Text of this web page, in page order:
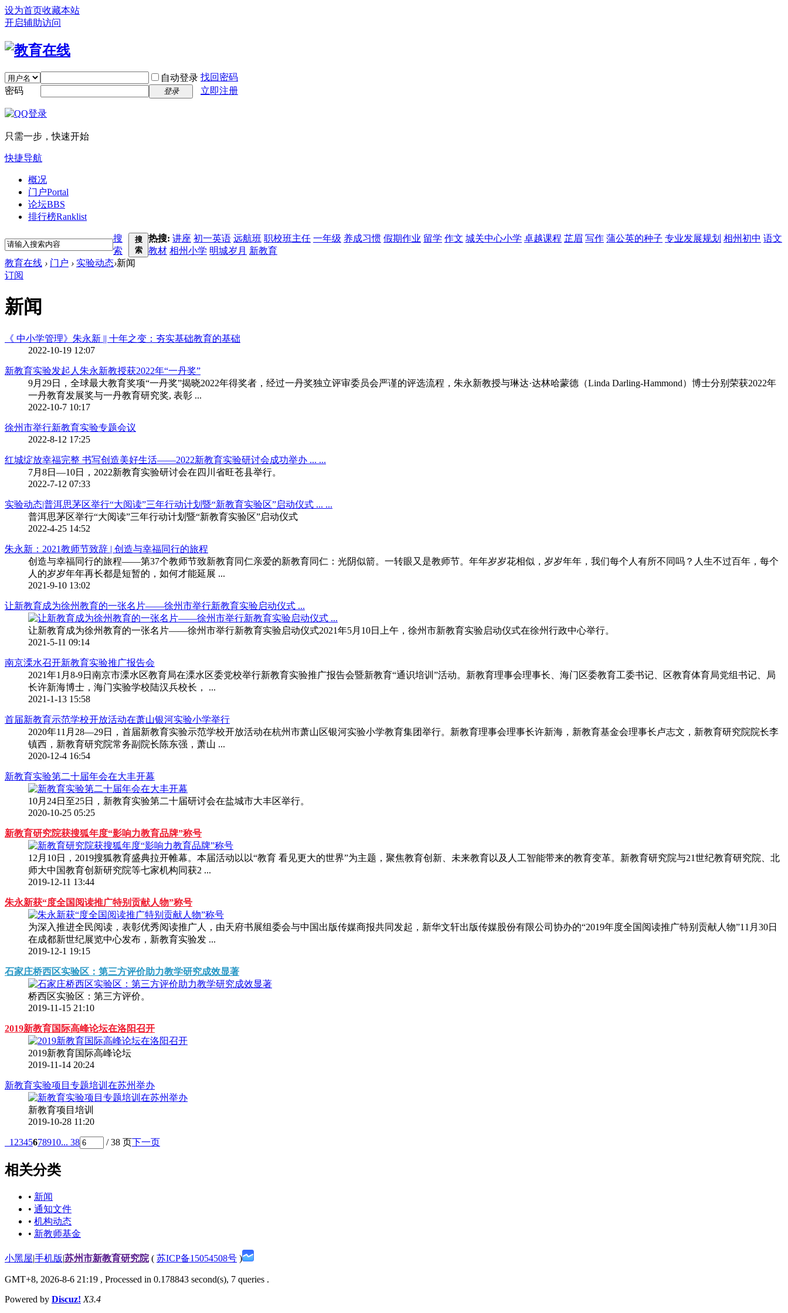
设为首页收藏本站
开启辅助访问
自动登录 找回密码
密码
登录 立即注册
只需一步，快速开始
快捷导航
概况
门户Portal
论坛BBS
排行榜Ranklist
搜
索
搜
索
热搜: 讲座 初一英语 远航班 职校班主任 一年级 养成习惯 假期作业 留学 作文 城关中心小学 卓越课程 芷眉 写作 蒲公英的种子 专业发展规划 相州初中 语文
教材 相州小学 明城岁月 新教育
教育在线 › 门户 › 实验动态›新闻
订阅
新闻
《 中小学管理》朱永新 || 十年之变：夯实基础教育的基础
2022-10-19 12:07
新教育实验发起人朱永新教授获2022年“一丹奖”
9月29日，全球最大教育奖项“一丹奖”揭晓2022年得奖者，经过一丹奖独立评审委员会严谨的评选流程，朱永新教授与琳达·达林哈蒙德（Linda Darling-Hammond）博士分别荣获2022年
一丹教育发展奖与一丹教育研究奖, 表彰 ...
2022-10-7 10:17
徐州市举行新教育实验专题会议
2022-8-12 17:25
红城绽放幸福完整 书写创造美好生活——2022新教育实验研讨会成功举办 ... ...
7月8日—10日，2022新教育实验研讨会在四川省旺苍县举行。
2022-7-12 07:33
实验动态|普洱思茅区举行“大阅读”三年行动计划暨“新教育实验区”启动仪式 ... ...
普洱思茅区举行“大阅读”三年行动计划暨“新教育实验区”启动仪式
2022-4-25 14:52
朱永新：2021教师节致辞 | 创造与幸福同行的旅程
创造与幸福同行的旅程——第37个教师节致新教育同仁亲爱的新教育同仁：光阴似箭。一转眼又是教师节。年年岁岁花相似，岁岁年年，我们每个人有所不同吗？人生不过百年，每个
人的岁岁年年再长都是短暂的，如何才能延展 ...
2021-9-10 13:02
让新教育成为徐州教育的一张名片——徐州市举行新教育实验启动仪式 ...
让新教育成为徐州教育的一张名片——徐州市举行新教育实验启动仪式2021年5月10日上午，徐州市新教育实验启动仪式在徐州行政中心举行。
2021-5-11 09:14
南京溧水召开新教育实验推广报告会
2021年1月8-9日南京市溧水区教育局在溧水区委党校举行新教育实验推广报告会暨新教育“通识培训”活动。新教育理事会理事长、海门区委教育工委书记、区教育体育局党组书记、局
长许新海博士，海门实验学校陆汉兵校长， ...
2021-1-13 15:58
首届新教育示范学校开放活动在萧山银河实验小学举行
2020年11月28—29日，首届新教育实验示范学校开放活动在杭州市萧山区银河实验小学教育集团举行。新教育理事会理事长许新海，新教育基金会理事长卢志文，新教育研究院院长李
镇西，新教育研究院常务副院长陈东强，萧山 ...
2020-12-4 16:54
新教育实验第二十届年会在大丰开幕
10月24日至25日，新教育实验第二十届研讨会在盐城市大丰区举行。
2020-10-25 05:25
新教育研究院获搜狐年度“影响力教育品牌”称号
12月10日，2019搜狐教育盛典拉开帷幕。本届活动以以“教育 看见更大的世界”为主题，聚焦教育创新、未来教育以及人工智能带来的教育变革。新教育研究院与21世纪教育研究院、北
师大中国教育创新研究院等七家机构同获2 ...
2019-12-11 13:44
朱永新获“度全国阅读推广特别贡献人物”称号
为深入推进全民阅读，表彰优秀阅读推广人，由天府书展组委会与中国出版传媒商报共同发起，新华文轩出版传媒股份有限公司协办的“2019年度全国阅读推广特别贡献人物”11月30日
在成都新世纪展览中心发布，新教育实验发 ...
2019-12-1 19:15
石家庄桥西区实验区：第三方评价助力教学研究成效显著
桥西区实验区：第三方评价。
2019-11-15 21:10
2019新教育国际高峰论坛在洛阳召开
2019新教育国际高峰论坛
2019-11-14 20:24
新教育实验项目专题培训在苏州举办
新教育项目培训
2019-10-28 11:20
1 2345678910... 38 / 38 页下一页
相关分类
• 新闻
• 通知文件
• 机构动态
• 新教师基金
小黑屋|手机版|苏州市新教育研究院( 苏ICP备15054508号 )
GMT+8, 2026-8-6 21:19 , Processed in 0.178843 second(s), 7 queries .
Powered by Discuz! X3.4